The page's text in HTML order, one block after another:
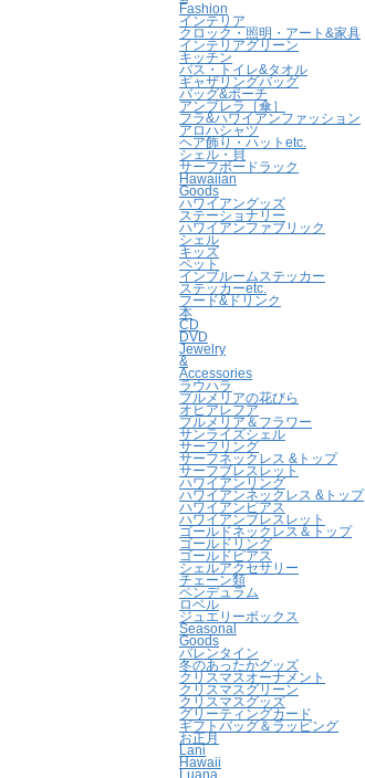
Fashion
インテリア
クロック・照明・アート&家具
インテリアグリーン
キッチン
バス・トイレ&タオル
ギャザリングバッグ
バッグ&ポーチ
アンブレラ［傘］
フラ&ハワイアンファッション
アロハシャツ
ヘア飾り・ハットetc.
シェル・貝
サーフボードラック
Hawaiian
Goods
ハワイアングッズ
ステーショナリー
ハワイアンファブリック
シェル
キッズ
ペット
インブルームステッカー
ステッカーetc.
フード&ドリンク
本
CD
DVD
Jewelry
&
Accessories
ラウハラ
プルメリアの花びら
オヒアレフア
プルメリア＆フラワー
サンライズシェル
サーフリング
サーフネックレス &トップ
サーフブレスレット
ハワイアンリング
ハワイアンネックレス &トップ
ハワイアンピアス
ハワイアンブレスレット
ゴールドネックレス＆トップ
ゴールドリング
ゴールドピアス
シェルアクセサリー
チェーン類
ペンデュラム
ロベル
ジュエリーボックス
Seasonal
Goods
バレンタイン
冬のあったかグッズ
クリスマスオーナメント
クリスマスグリーン
クリスマスグッズ
グリーティングカード
ギフトバッグ＆ラッピング
お正月
Lani
Hawaii
Luana